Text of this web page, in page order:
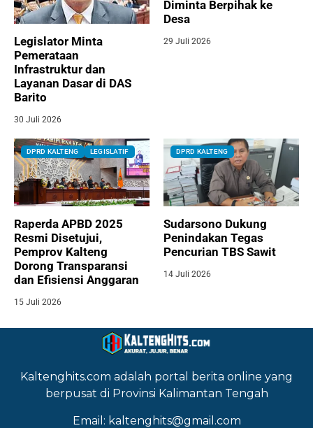
Legislator Minta
Pemerataan
Infrastruktur dan
Layanan Dasar di DAS
Barito
30 Juli 2026
Diminta Berpihak ke
Desa
29 Juli 2026
DPRD KALTENG LEGISLATIF
Raperda APBD 2025
Resmi Disetujui,
Pemprov Kalteng
Dorong Transparansi
dan Efisiensi Anggaran
15 Juli 2026
DPRD KALTENG
Sudarsono Dukung
Penindakan Tegas
Pencurian TBS Sawit
14 Juli 2026
Kaltenghits.com adalah portal berita online yang
berpusat di Provinsi Kalimantan Tengah
Email: kaltenghits@gmail.com